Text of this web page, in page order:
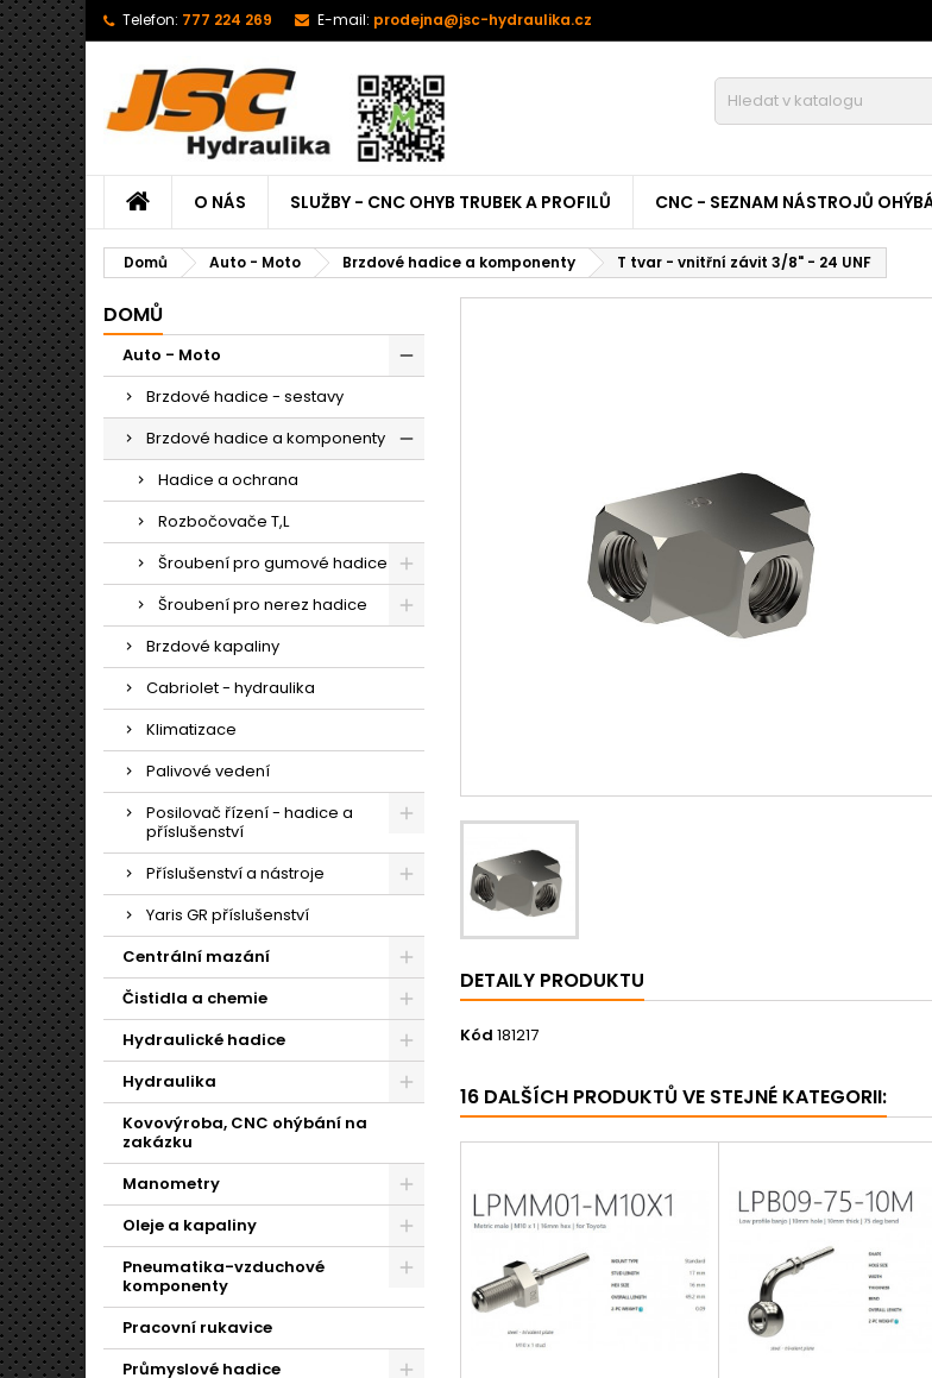
Telefon: 777 224 269 E-mail: prodejna@jsc-hydraulika.cz
O NÁS SLUŽBY - CNC OHYB TRUBEK A PROFILŮ CNC - SEZNAM NÁSTROJŮ
Domů Auto - Moto Brzdové hadice a komponenty T tvar - vnitřní závit 3/8" - 24 UNF
DOMŮ
Auto - Moto
Brzdové hadice - sestavy
Brzdové hadice a komponenty
Hadice a ochrana
Rozbočovače T,L
Šroubení pro gumové hadice
Šroubení pro nerez hadice
Brzdové kapaliny
Cabriolet - hydraulika
Klimatizace
Palivové vedení
Posilovač řízení - hadice a
příslušenství
Příslušenství a nástroje
Yaris GR příslušenství
Centrální mazání
Čistidla a chemie
Hydraulické hadice
Hydraulika
Kovovýroba, CNC ohýbání na
zakázku
Manometry
Oleje a kapaliny
Pneumatika-vzduchové
komponenty
Pracovní rukavice
Průmyslové hadice
DETAILY PRODUKTU
Kód 181217
16 DALŠÍCH PRODUKTŮ VE STEJNÉ KATEGORII: